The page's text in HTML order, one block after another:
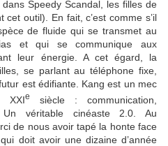
Speedy Scandal, les filles de
outil). En fait, c’est comme s’il
de fluide qui se transmet au
et qui se communique aux
leur énergie. A cet égard, la
se parlant au téléphone fixe,
est édifiante. Kang est un mec
XXIe
siècle : communication,
Un véritable cinéaste 2.0. Au
de nous avoir tapé la honte face
doit avoir une dizaine d’année